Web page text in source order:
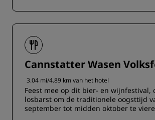
Cannstatter Wasen
3.04 mi/4.89 km van het hotel
Feest mee op dit bier- en
losbarst om de traditionele oogsttijd
september tot midden oktober te